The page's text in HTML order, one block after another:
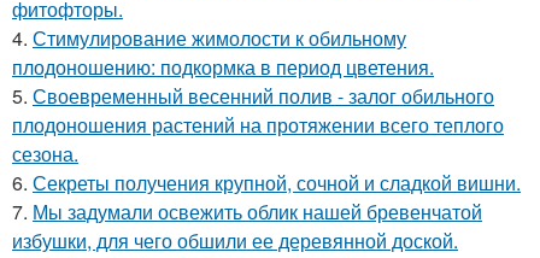
фитофторы.
4. Стимулирование жимолости к обильному
плодоношению: подкормка в период цветения.
5. Своевременный весенний полив - залог обильного
плодоношения растений на протяжении всего теплого
сезона.
6. Секреты получения крупной, сочной и сладкой вишни.
7. Мы задумали освежить облик нашей бревенчатой
избушки, для чего обшили ее деревянной доской.